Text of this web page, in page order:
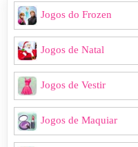
Jogos do Frozen
Jogos de Natal
Jogos de Vestir
Jogos de Maquiar